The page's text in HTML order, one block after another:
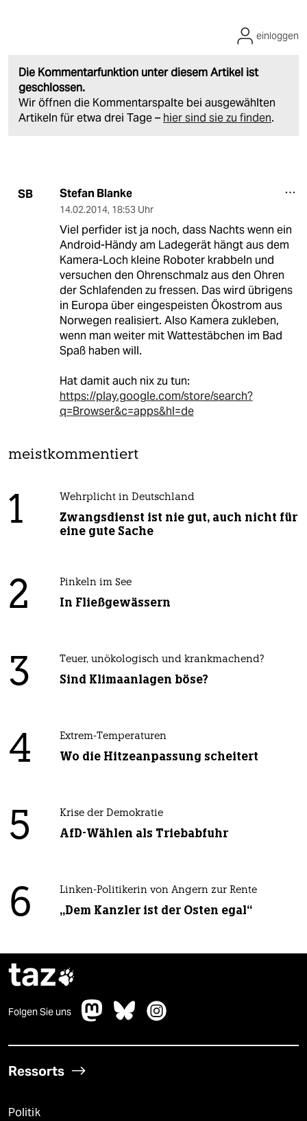
Die Kommentarfunktion unter diesem Artikel ist
geschlossen.
Wir öffnen die Kommentarspalte bei ausgewählten
Artikeln für etwa drei Tage – hier sind sie zu finden.
einloggen
SB Stefan Blanke
14.02.2014, 18:53 Uhr
Viel perfider ist ja noch, dass Nachts wenn ein
Android-Händy am Ladegerät hängt aus dem
Kamera-Loch kleine Roboter krabbeln und
versuchen den Ohrenschmalz aus den Ohren
der Schlafenden zu fressen. Das wird übrigens
in Europa über eingespeisten Ökostrom aus
Norwegen realisiert. Also Kamera zukleben,
wenn man weiter mit Wattestäbchen im Bad
Spaß haben will.
Hat damit auch nix zu tun:
https://play.google.com/store/search?
q=Browser&c=apps&hl=de
meistkommentiert
1 Wehrplicht in Deutschland
Zwangsdienst ist nie gut, auch nicht für
eine gute Sache
2 Pinkeln im See
In Fließgewässern
3 Teuer, unökologisch und krankmachend?
Sind Klimaanlagen böse?
4 Extrem-Temperaturen
Wo die Hitzeanpassung scheitert
5 Krise der Demokratie
AfD-Wählen als Triebabfuhr
6 Linken-Politikerin von Angern zur Rente
„Dem Kanzler ist der Osten egal“
taz
Folgen Sie uns
Ressorts
Politik